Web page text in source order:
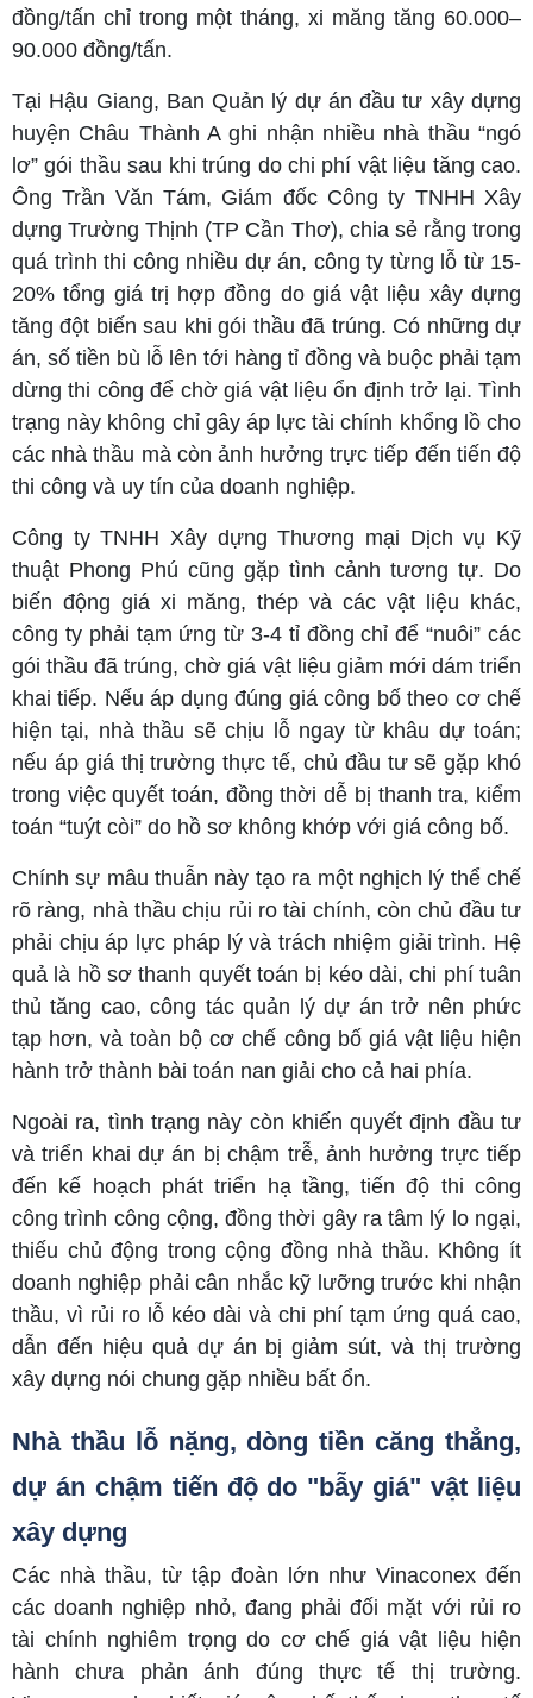
đồng/tấn chỉ trong một tháng, xi măng tăng 60.000–
90.000 đồng/tấn.
Tại Hậu Giang, Ban Quản lý dự án đầu tư xây dựng
huyện Châu Thành A ghi nhận nhiều nhà thầu “ngó
lơ” gói thầu sau khi trúng do chi phí vật liệu tăng cao.
Ông Trần Văn Tám, Giám đốc Công ty TNHH Xây
dựng Trường Thịnh (TP Cần Thơ), chia sẻ rằng trong
quá trình thi công nhiều dự án, công ty từng lỗ từ 15-
20% tổng giá trị hợp đồng do giá vật liệu xây dựng
tăng đột biến sau khi gói thầu đã trúng. Có những dự
án, số tiền bù lỗ lên tới hàng tỉ đồng và buộc phải tạm
dừng thi công để chờ giá vật liệu ổn định trở lại. Tình
trạng này không chỉ gây áp lực tài chính khổng lồ cho
các nhà thầu mà còn ảnh hưởng trực tiếp đến tiến độ
thi công và uy tín của doanh nghiệp.
Công ty TNHH Xây dựng Thương mại Dịch vụ Kỹ
thuật Phong Phú cũng gặp tình cảnh tương tự. Do
biến động giá xi măng, thép và các vật liệu khác,
công ty phải tạm ứng từ 3-4 tỉ đồng chỉ để “nuôi” các
gói thầu đã trúng, chờ giá vật liệu giảm mới dám triển
khai tiếp. Nếu áp dụng đúng giá công bố theo cơ chế
hiện tại, nhà thầu sẽ chịu lỗ ngay từ khâu dự toán;
nếu áp giá thị trường thực tế, chủ đầu tư sẽ gặp khó
trong việc quyết toán, đồng thời dễ bị thanh tra, kiểm
toán “tuýt còi” do hồ sơ không khớp với giá công bố.
Chính sự mâu thuẫn này tạo ra một nghịch lý thể chế
rõ ràng, nhà thầu chịu rủi ro tài chính, còn chủ đầu tư
phải chịu áp lực pháp lý và trách nhiệm giải trình. Hệ
quả là hồ sơ thanh quyết toán bị kéo dài, chi phí tuân
thủ tăng cao, công tác quản lý dự án trở nên phức
tạp hơn, và toàn bộ cơ chế công bố giá vật liệu hiện
hành trở thành bài toán nan giải cho cả hai phía.
Ngoài ra, tình trạng này còn khiến quyết định đầu tư
và triển khai dự án bị chậm trễ, ảnh hưởng trực tiếp
đến kế hoạch phát triển hạ tầng, tiến độ thi công
công trình công cộng, đồng thời gây ra tâm lý lo ngại,
thiếu chủ động trong cộng đồng nhà thầu. Không ít
doanh nghiệp phải cân nhắc kỹ lưỡng trước khi nhận
thầu, vì rủi ro lỗ kéo dài và chi phí tạm ứng quá cao,
dẫn đến hiệu quả dự án bị giảm sút, và thị trường
xây dựng nói chung gặp nhiều bất ổn.
Nhà thầu lỗ nặng, dòng tiền căng thẳng,
dự án chậm tiến độ do "bẫy giá" vật liệu
xây dựng
Các nhà thầu, từ tập đoàn lớn như Vinaconex đến
các doanh nghiệp nhỏ, đang phải đối mặt với rủi ro
tài chính nghiêm trọng do cơ chế giá vật liệu hiện
hành chưa phản ánh đúng thực tế thị trường.